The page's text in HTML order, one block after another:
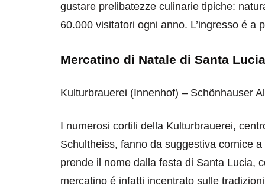
gustare prelibatezze culinarie tipiche:
60.000 visitatori ogni anno. L’ingresso é
Mercatino di Natale di Santa
Kulturbrauerei (Innenhof) – Schönhauser
I numerosi cortili della Kulturbrauerei,
Schultheiss, fanno da suggestiva cornice
prende il nome dalla festa di Santa Lucia,
mercatino é infatti incentrato sulle